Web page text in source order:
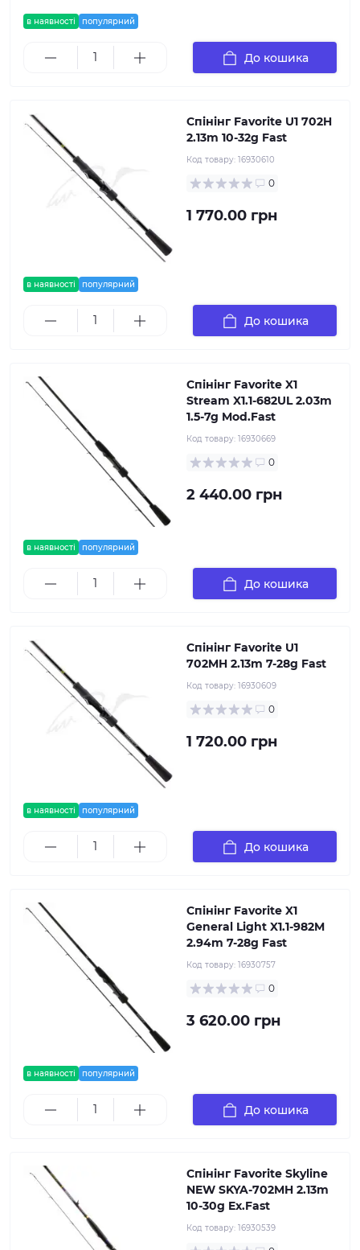
в наявності популярний
До кошика
в наявності популярний
Спінінг Favorite U1 702H
2.13m 10-32g Fast
Код товару: 16930610
0
1 770.00 грн
До кошика
в наявності популярний
Спінінг Favorite X1
Stream X1.1-682UL 2.03m
1.5-7g Mod.Fast
Код товару: 16930669
0
2 440.00 грн
До кошика
в наявності популярний
Спінінг Favorite U1
702MH 2.13m 7-28g Fast
Код товару: 16930609
0
1 720.00 грн
До кошика
в наявності популярний
Спінінг Favorite X1
General Light X1.1-982M
2.94m 7-28g Fast
Код товару: 16930757
0
3 620.00 грн
До кошика
Спінінг Favorite Skyline
NEW SKYA-702MH 2.13m
10-30g Ex.Fast
Код товару: 16930539